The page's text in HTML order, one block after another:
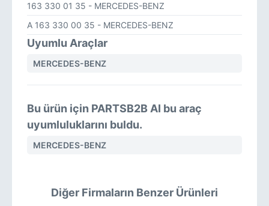
163 330 01 35 - MERCEDES-BENZ
A 163 330 00 35 - MERCEDES-BENZ
Uyumlu Araçlar
MERCEDES-BENZ
Bu ürün için PARTSB2B AI bu araç
uyumluluklarını buldu.
MERCEDES-BENZ
Diğer Firmaların Benzer Ürünleri